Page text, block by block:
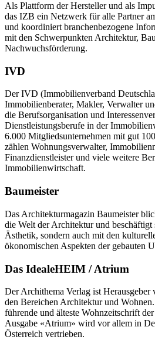
Als Plattform der Hersteller und als
das IZB ein Netzwerk für alle Partner
und koordiniert branchenbezogene
mit den Schwerpunkten Architektur,
Nachwuchsförderung.
IVD
Der IVD (Immobilienverband
Immobilienberater, Makler, Verwalter
die Berufsorganisation und
Dienstleistungsberufe in der
6.000 Mitgliedsunternehmen mit gut
zählen Wohnungsverwalter,
Finanzdienstleister und viele weitere
Immobilienwirtschaft.
Baumeister
Das Architekturmagazin Baumeister
die Welt der Architektur und
Ästhetik, sondern auch mit den
ökonomischen Aspekten der gebauten
Das IdealeHEIM / Atrium
Der Archithema Verlag ist Herausgeber
den Bereichen Architektur und
führende und älteste Wohnzeitschrift
Ausgabe «Atrium» wird vor allem in
Österreich vertrieben.